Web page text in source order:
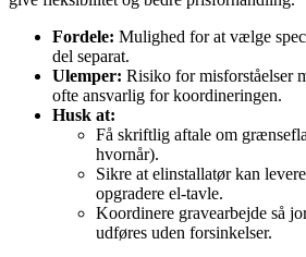
Fordele: Mulighed for at vælge
del separat.
Ulemper: Risiko for misforståelser
ofte ansvarlig for koordineringen.
Husk at:
Få skriftlig aftale om
hvornår).
Sikre at elinstallatør kan
opgradere el‑tavle.
Koordinere gravearbejde så
udføres uden forsinkelser.